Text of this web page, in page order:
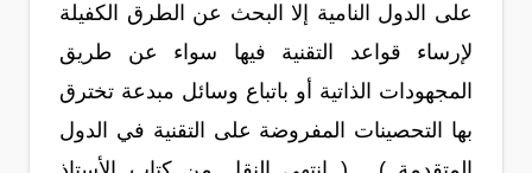
على الدول النامية إلا البحث عن الطرق الكفيلة
لإرساء قواعد التقنية فيها سواء عن طريق
المجهودات الذاتية أو باتباع وسائل مبدعة تخترق
بها التحصينات المفروضة على التقنية في الدول